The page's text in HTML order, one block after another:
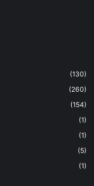
(130)
(260)
(154)
(1)
(1)
(5)
(1)